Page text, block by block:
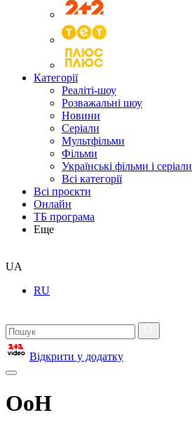
Категорії
Реаліті-шоу
Розважальні шоу
Новини
Серіали
Мультфільми
Фільми
Українські фільми і серіали
Всі категорії
Всі проєкти
Онлайн
ТБ програма
Еще
UA
RU
Відкрити у додатку
ОоН